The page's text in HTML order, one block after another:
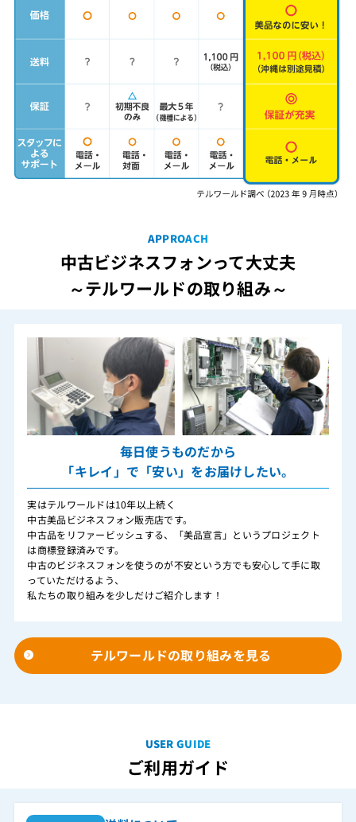
APPROACH
中古ビジネスフォンって大丈夫
～テルワールドの取り組み～
毎日使うものだから
「キレイ」で「安い」をお届けしたい。
実はテルワールドは10年以上続く
中古美品ビジネスフォン販売店です。
中古品をリファービッシュする、「美品宣言」というプロジェクト
は商標登録済みです。
中古のビジネスフォンを使うのが不安という方でも安心して手に取
っていただけるよう、
私たちの取り組みを少しだけご紹介します！
テルワールドの取り組みを見る
USER GUIDE
ご利用ガイド